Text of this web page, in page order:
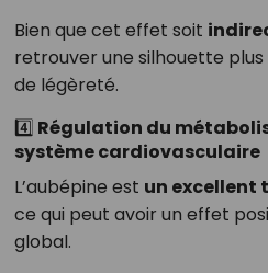
Bien que cet effet soit
retrouver une silhouette
de légèreté.
4️⃣ Régulation du
système cardiovasculaire
L’aubépine est un excellent
ce qui peut avoir un effet
global.